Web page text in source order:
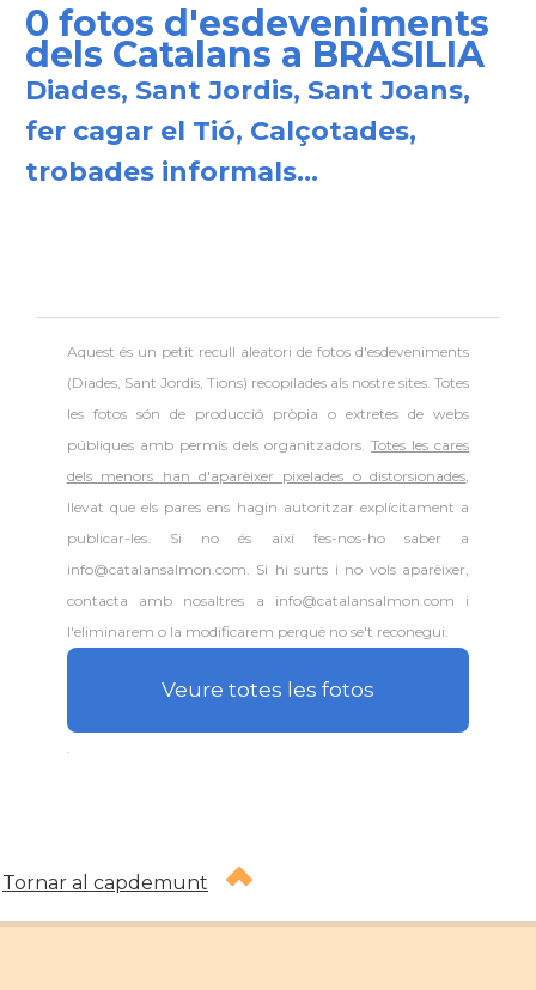
0 fotos d'esdeveniments
dels Catalans a BRASILIA
Diades, Sant Jordis, Sant Joans,
fer cagar el Tió, Calçotades,
trobades informals...
Aquest és un petit recull aleatori defotos d'esdeveniments
(Diades, Sant Jordis, Tions) recopilades als nostre sites. Totes
les fotos són de producció pròpia o extretes de webs
públiques amb permís dels organitzadors.Totes les cares
dels menors han d'aparèixer pixelades o distorsionades,
llevat que els pares ens hagin autoritzar explícitament a
publicar-les. Si no és així fes-nos-ho saber a
info@catalansalmon.com. Si hi surts i no vols aparèixer,
contacta amb nosaltres a info@catalansalmon.com i
l'eliminarem o la modificarem perquè no se't reconegui.
Veure totes les fotos
Tornar al capdemunt